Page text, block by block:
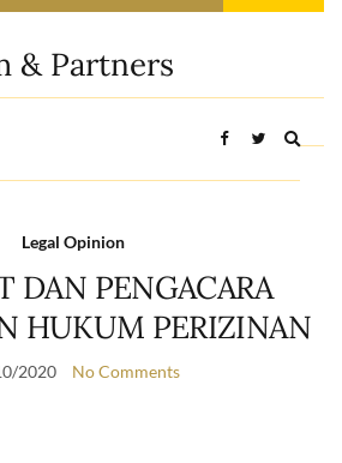
form
Legal Opinion
DAN PENGACARA
HUKUM PERIZINAN
2020 No Comments